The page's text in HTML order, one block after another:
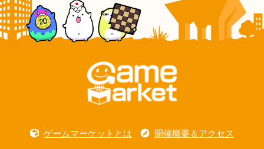
ゲームマーケットとは 開催概要＆アクセス